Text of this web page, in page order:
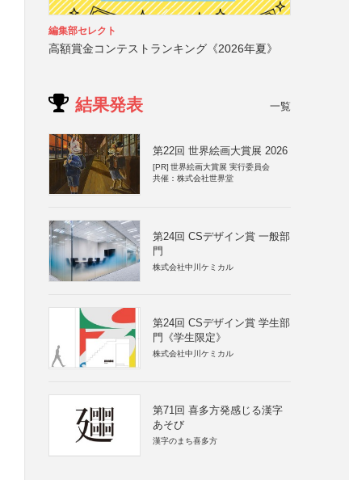
編集部セレクト
高額賞金コンテストランキング《2026年夏》
結果発表 一覧
第22回 世界絵画大賞展 2026
[PR] 世界絵画大賞展 実行委員会
共催：株式会社世界堂
第24回 CSデザイン賞 一般部
門
株式会社中川ケミカル
第24回 CSデザイン賞 学生部
門《学生限定》
株式会社中川ケミカル
第71回 喜多方発感じる漢字
あそび
漢字のまち喜多方